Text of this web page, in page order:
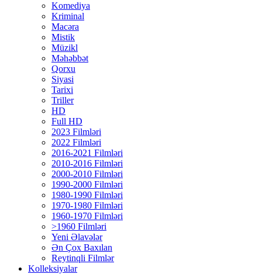
Komediya
Kriminal
Macəra
Mistik
Müzikl
Məhəbbət
Qorxu
Siyasi
Tarixi
Triller
HD
Full HD
2023 Filmləri
2022 Filmləri
2016-2021 Filmləri
2010-2016 Filmləri
2000-2010 Filmləri
1990-2000 Filmləri
1980-1990 Filmləri
1970-1980 Filmləri
1960-1970 Filmləri
>1960 Filmləri
Yeni Əlavələr
Ən Çox Baxılan
Reytinqli Filmlər
Kolleksiyalar